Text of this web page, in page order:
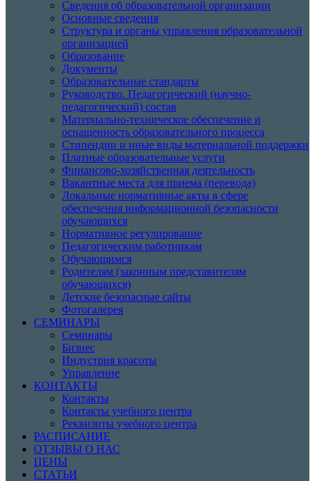
Сведения об образовательной организации
Основные сведения
Структура и органы управления образовательной
организацией
Образование
Документы
Образовательные стандарты
Руководство. Педагогический (научно-
педагогический) состав
Материально-техническое обеспечение и
оснащенность образовательного процесса
Стипендии и иные виды материальной поддержки
Платные образовательные услуги
Финансово-хозяйственная деятельность
Вакантные места для приема (перевода)
Локальные нормативные акты в сфере
обеспечения информационной безопасности
обучающихся
Нормативное регулирование
Педагогическим работникам
Обучающимся
Родителям (законным представителям
обучающихся)
Детские безопасные сайты
Фотогалерея
СЕМИНАРЫ
Семинары
Бизнес
Индустрия красоты
Управление
КОНТАКТЫ
Контакты
Контакты учебного центра
Реквизиты учебного центра
РАСПИСАНИЕ
ОТЗЫВЫ О НАС
ЦЕНЫ
СТАТЬИ